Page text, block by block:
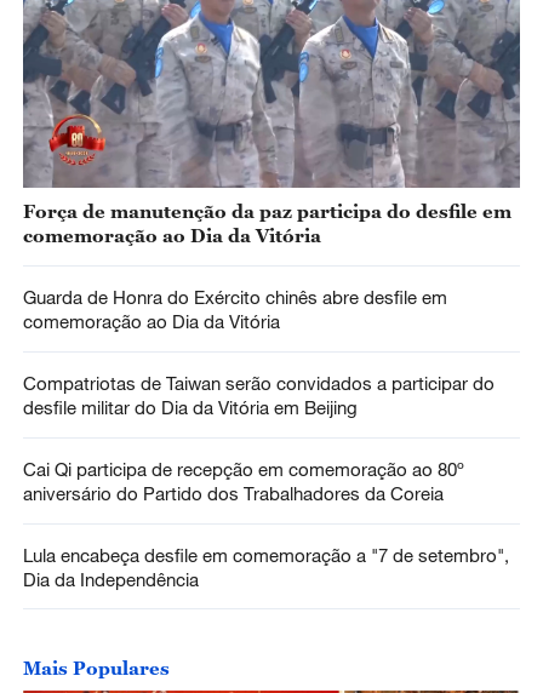
Força de manutenção da paz participa do desfile em
comemoração ao Dia da Vitória
Guarda de Honra do Exército chinês abre desfile em
comemoração ao Dia da Vitória
Compatriotas de Taiwan serão convidados a participar do
desfile militar do Dia da Vitória em Beijing
Cai Qi participa de recepção em comemoração ao 80º
aniversário do Partido dos Trabalhadores da Coreia
Lula encabeça desfile em comemoração a "7 de setembro",
Dia da Independência
Mais Populares